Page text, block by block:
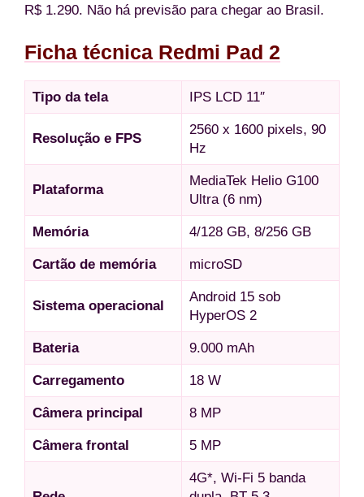
R$ 1.290. Não há previsão para chegar ao Brasil.
Ficha técnica Redmi Pad 2
Tipo da tela IPS LCD 11″
Resolução e FPS
2560 x 1600 pixels, 90
Hz
Plataforma
MediaTek Helio G100
Ultra (6 nm)
Memória 4/128 GB, 8/256 GB
Cartão de memória microSD
Sistema operacional
Android 15 sob
HyperOS 2
Bateria 9.000 mAh
Carregamento 18 W
Câmera principal 8 MP
Câmera frontal 5 MP
4G*, Wi-Fi 5 banda